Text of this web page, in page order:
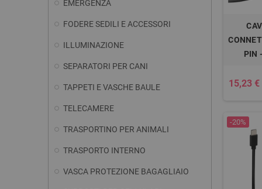
EMERGENZA
FODERE SEDILI E ACCESSORI
ILLUMINAZIONE
SEPARATORI PER CANI
TAPPETI E VASCHE BAULE
TELECAMERE
TRASPORTINO PER ANIMALI
TRASPORTO INTERNO
VASCA PROTEZIONE BAGAGLIAIO
PIN
15,23 €
-20%